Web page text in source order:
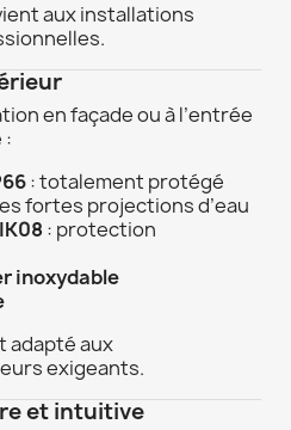
aux installations
en façade ou à l’entrée
:
: totalement protégé
fortes projections d’eau
: protection
inoxydable
adapté aux
exigeants.
et intuitive